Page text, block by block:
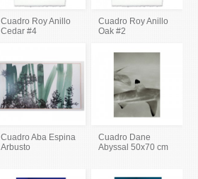
Cuadro Roy Anillo
Cedar #4
Cuadro Roy Anillo
Oak #2
Cuadro Aba Espina
Arbusto
Cuadro Dane
Abyssal 50x70 cm